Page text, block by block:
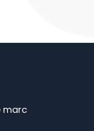
marc